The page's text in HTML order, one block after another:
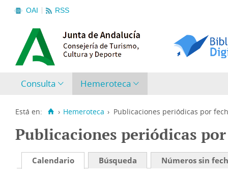
OAI RSS
Consulta Hemeroteca
Está en: › Hemeroteca › Publicaciones periódicas por
Publicaciones periódicas
Calendario Búsqueda
Números sin